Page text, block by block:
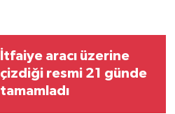
İtfaiye aracı üzerine
çizdiği resmi 21 günde
tamamladı